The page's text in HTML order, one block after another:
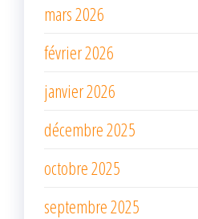
mars 2026
février 2026
janvier 2026
décembre 2025
octobre 2025
septembre 2025